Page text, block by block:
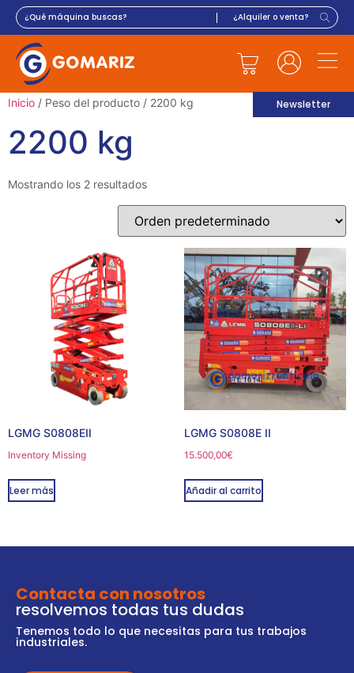
Newsletter
Inicio / Peso del producto / 2200 kg
2200 kg
Mostrando los 2 resultados
LGMG S0808EII
Inventory Missing
Leer más
LGMG S0808E II
15.500,00€
Añadir al carrito
Contacta con nosotros
resolvemos todas tus dudas
Tenemos todo lo que necesitas para tus trabajos
industriales.